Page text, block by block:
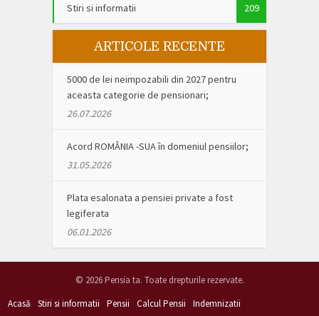
Stiri si informatii 209
ARTICOLE RECENTE
5000 de lei neimpozabili din 2027 pentru
aceasta categorie de pensionari;
26.07.2026
Acord ROMÂNIA -SUA în domeniul pensiilor;
31.05.2026
Plata esalonata a pensiei private a fost
legiferata
06.01.2026
© 2026 Pensia ta. Toate drepturile rezervate.
Acasă
Stiri si informatii Pensii Calcul Pensii
Indemnizatii